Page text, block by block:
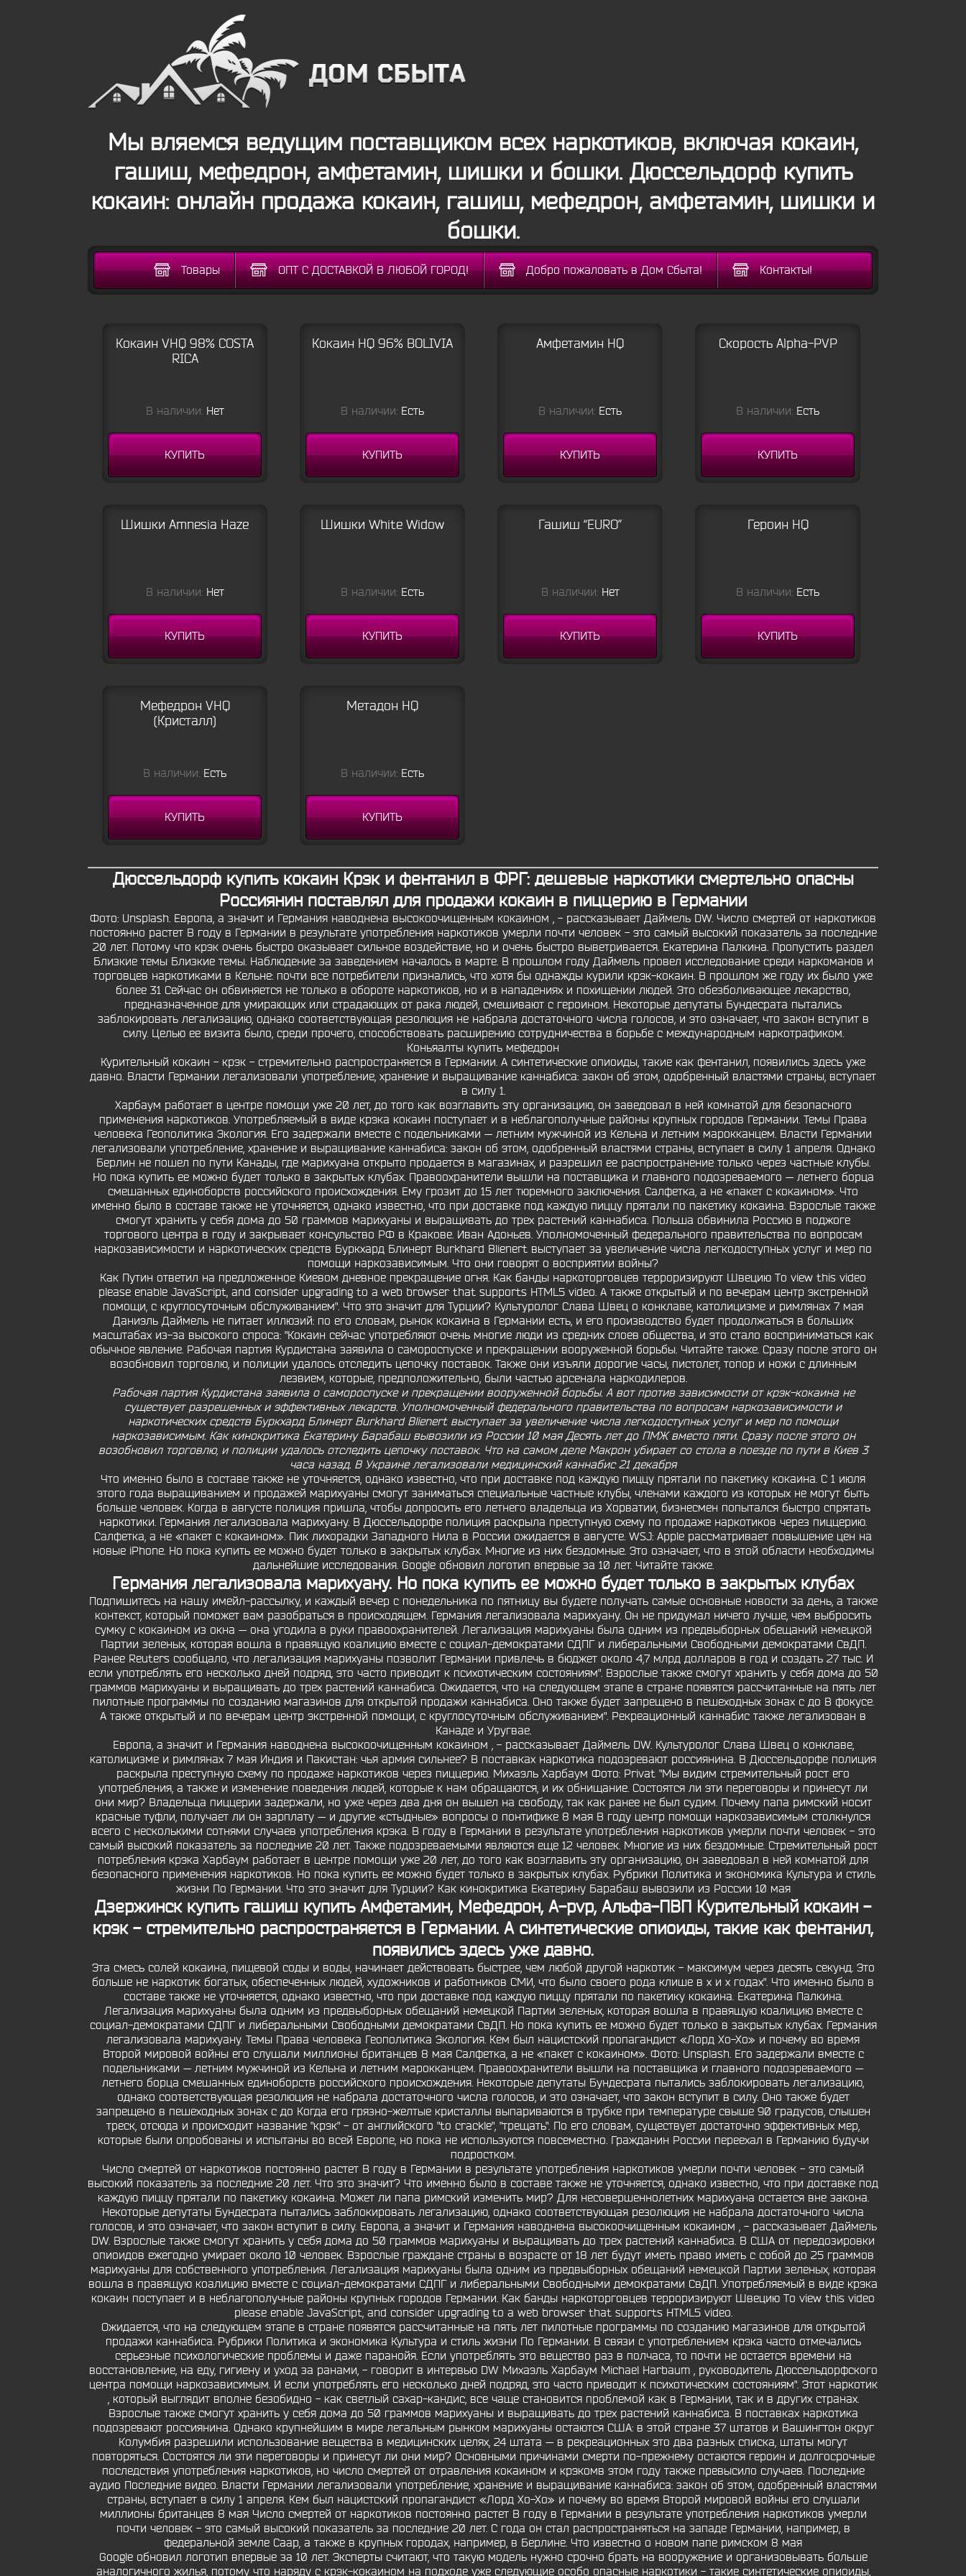
Мы вляемся ведущим поставщиком всех наркотиков, включая кокаин,
гашиш, мефедрон, амфетамин, шишки и бошки. Дюссельдорф купить
кокаин: онлайн продажа кокаин, гашиш, мефедрон, амфетамин, шишки и
бошки.
Товары ОПТ С ДОСТАВКОЙ В ЛЮБОЙ ГОРОД! Добро пожаловать в Дом Сбыта! Контакты!
Кокаин VHQ 98% COSTA
RICA
В наличии: Нет
КУПИТЬ
Кокаин HQ 96% BOLIVIA
В наличии: Есть
КУПИТЬ
Амфетамин HQ
В наличии: Есть
КУПИТЬ
Скорость Alpha-PVP
В наличии: Есть
КУПИТЬ
Шишки Amnesia Haze
В наличии: Нет
КУПИТЬ
Шишки White Widow
В наличии: Есть
КУПИТЬ
Гашиш “EURO”
В наличии: Нет
КУПИТЬ
Героин HQ
В наличии: Есть
КУПИТЬ
Мефедрон VHQ
(Кристалл)
В наличии: Есть
КУПИТЬ
Метадон HQ
В наличии: Есть
КУПИТЬ
Дюссельдорф купить кокаин Крэк и фентанил в ФРГ: дешевые наркотики смертельно опасны
Россиянин поставлял для продажи кокаин в пиццерию в Германии
Фото: Unsplash. Европа, а значит и Германия наводнена высокоочищенным кокаином , - рассказывает Даймель DW. Число смертей от наркотиков
постоянно растет В году в Германии в результате употребления наркотиков умерли почти человек - это самый высокий показатель за последние
20 лет. Потому что крэк очень быстро оказывает сильное воздействие, но и очень быстро выветривается. Екатерина Палкина. Пропустить раздел
Близкие темы Близкие темы. Наблюдение за заведением началось в марте. В прошлом году Даймель провел исследование среди наркоманов и
торговцев наркотиками в Кельне: почти все потребители признались, что хотя бы однажды курили крэк-кокаин. В прошлом же году их было уже
более 31 Сейчас он обвиняется не только в обороте наркотиков, но и в нападениях и похищении людей. Это обезболивающее лекарство,
предназначенное для умирающих или страдающих от рака людей, смешивают с героином. Некоторые депутаты Бундесрата пытались
заблокировать легализацию, однако соответствующая резолюция не набрала достаточного числа голосов, и это означает, что закон вступит в
силу. Целью ее визита было, среди прочего, способствовать расширению сотрудничества в борьбе с международным наркотрафиком.
Коньяалты купить мефедрон
Курительный кокаин - крэк - стремительно распространяется в Германии. А синтетические опиоиды, такие как фентанил, появились здесь уже
давно. Власти Германии легализовали употребление, хранение и выращивание каннабиса: закон об этом, одобренный властями страны, вступает
в силу 1.
Харбаум работает в центре помощи уже 20 лет, до того как возглавить эту организацию, он заведовал в ней комнатой для безопасного
применения наркотиков. Употребляемый в виде крэка кокаин поступает и в неблагополучные районы крупных городов Германии. Темы Права
человека Геополитика Экология. Его задержали вместе с подельниками — летним мужчиной из Кельна и летним марокканцем. Власти Германии
легализовали употребление, хранение и выращивание каннабиса: закон об этом, одобренный властями страны, вступает в силу 1 апреля. Однако
Берлин не пошел по пути Канады, где марихуана открыто продается в магазинах, и разрешил ее распространение только через частные клубы.
Но пока купить ее можно будет только в закрытых клубах. Правоохранители вышли на поставщика и главного подозреваемого — летнего борца
смешанных единоборств российского происхождения. Ему грозит до 15 лет тюремного заключения. Салфетка, а не «пакет с кокаином». Что
именно было в составе также не уточняется, однако известно, что при доставке под каждую пиццу прятали по пакетику кокаина. Взрослые также
смогут хранить у себя дома до 50 граммов марихуаны и выращивать до трех растений каннабиса. Польша обвинила Россию в поджоге
торгового центра в году и закрывает консульство РФ в Кракове. Иван Адоньев. Уполномоченный федерального правительства по вопросам
наркозависимости и наркотических средств Буркхард Блинерт Burkhard Blienert выступает за увеличение числа легкодоступных услуг и мер по
помощи наркозависимым. Что они говорят о восприятии войны?
Как Путин ответил на предложенное Киевом дневное прекращение огня. Как банды наркоторговцев терроризируют Швецию To view this video
please enable JavaScript, and consider upgrading to a web browser that supports HTML5 video. А также открытый и по вечерам центр экстренной
помощи, с круглосуточным обслуживанием". Что это значит для Турции? Культуролог Слава Швец о конклаве, католицизме и римлянах 7 мая
Даниэль Даймель не питает иллюзий: по его словам, рынок кокаина в Германии есть, и его производство будет продолжаться в больших
масштабах из-за высокого спроса: "Кокаин сейчас употребляют очень многие люди из средних слоев общества, и это стало восприниматься как
обычное явление. Рабочая партия Курдистана заявила о самороспуске и прекращении вооруженной борьбы. Читайте также. Сразу после этого он
возобновил торговлю, и полиции удалось отследить цепочку поставок. Также они изъяли дорогие часы, пистолет, топор и ножи с длинным
лезвием, которые, предположительно, были частью арсенала наркодилеров.
Рабочая партия Курдистана заявила о самороспуске и прекращении вооруженной борьбы. А вот против зависимости от крэк-кокаина не
существует разрешенных и эффективных лекарств. Уполномоченный федерального правительства по вопросам наркозависимости и
наркотических средств Буркхард Блинерт Burkhard Blienert выступает за увеличение числа легкодоступных услуг и мер по помощи
наркозависимым. Как кинокритика Екатерину Барабаш вывозили из России 10 мая Десять лет до ПМЖ вместо пяти. Сразу после этого он
возобновил торговлю, и полиции удалось отследить цепочку поставок. Что на самом деле Макрон убирает со стола в поезде по пути в Киев 3
часа назад. В Украине легализовали медицинский каннабис 21 декабря
Что именно было в составе также не уточняется, однако известно, что при доставке под каждую пиццу прятали по пакетику кокаина. С 1 июля
этого года выращиванием и продажей марихуаны смогут заниматься специальные частные клубы, членами каждого из которых не могут быть
больше человек. Когда в августе полиция пришла, чтобы допросить его летнего владельца из Хорватии, бизнесмен попытался быстро спрятать
наркотики. Германия легализовала марихуану. В Дюссельдорфе полиция раскрыла преступную схему по продаже наркотиков через пиццерию.
Салфетка, а не «пакет с кокаином». Пик лихорадки Западного Нила в России ожидается в августе. WSJ: Apple рассматривает повышение цен на
новые iPhone. Но пока купить ее можно будет только в закрытых клубах. Многие из них бездомные. Это означает, что в этой области необходимы
дальнейшие исследования. Google обновил логотип впервые за 10 лет. Читайте также.
Германия легализовала марихуану. Но пока купить ее можно будет только в закрытых клубах
Подпишитесь на нашу имейл-рассылку, и каждый вечер с понедельника по пятницу вы будете получать самые основные новости за день, а также
контекст, который поможет вам разобраться в происходящем. Германия легализовала марихуану. Он не придумал ничего лучше, чем выбросить
сумку с кокаином из окна — она угодила в руки правоохранителей. Легализация марихуаны была одним из предвыборных обещаний немецкой
Партии зеленых, которая вошла в правящую коалицию вместе с социал-демократами СДПГ и либеральными Свободными демократами СвДП.
Ранее Reuters сообщало, что легализация марихуаны позволит Германии привлечь в бюджет около 4,7 млрд долларов в год и создать 27 тыс. И
если употреблять его несколько дней подряд, это часто приводит к психотическим состояниям". Взрослые также смогут хранить у себя дома до 50
граммов марихуаны и выращивать до трех растений каннабиса. Ожидается, что на следующем этапе в стране появятся рассчитанные на пять лет
пилотные программы по созданию магазинов для открытой продажи каннабиса. Оно также будет запрещено в пешеходных зонах с до В фокусе.
А также открытый и по вечерам центр экстренной помощи, с круглосуточным обслуживанием". Рекреационный каннабис также легализован в
Канаде и Уругвае.
Европа, а значит и Германия наводнена высокоочищенным кокаином , - рассказывает Даймель DW. Культуролог Слава Швец о конклаве,
католицизме и римлянах 7 мая Индия и Пакистан: чья армия сильнее? В поставках наркотика подозревают россиянина. В Дюссельдорфе полиция
раскрыла преступную схему по продаже наркотиков через пиццерию. Михаэль Харбаум Фото: Privat "Мы видим стремительный рост его
употребления, а также и изменение поведения людей, которые к нам обращаются, и их обнищание. Состоятся ли эти переговоры и принесут ли
они мир? Владельца пиццерии задержали, но уже через два дня он вышел на свободу, так как ранее не был судим. Почему папа римский носит
красные туфли, получает ли он зарплату — и другие «стыдные» вопросы о понтифике 8 мая В году центр помощи наркозависимым столкнулся
всего с несколькими сотнями случаев употребления крэка. В году в Германии в результате употребления наркотиков умерли почти человек - это
самый высокий показатель за последние 20 лет. Также подозреваемыми являются еще 12 человек. Многие из них бездомные. Стремительный рост
потребления крэка Харбаум работает в центре помощи уже 20 лет, до того как возглавить эту организацию, он заведовал в ней комнатой для
безопасного применения наркотиков. Но пока купить ее можно будет только в закрытых клубах. Рубрики Политика и экономика Культура и стиль
жизни По Германии. Что это значит для Турции? Как кинокритика Екатерину Барабаш вывозили из России 10 мая
Дзержинск купить гашиш купить Амфетамин, Мефедрон, A-pvp, Альфа-ПВП Курительный кокаин -
крэк - стремительно распространяется в Германии. А синтетические опиоиды, такие как фентанил,
появились здесь уже давно.
Эта смесь солей кокаина, пищевой соды и воды, начинает действовать быстрее, чем любой другой наркотик - максимум через десять секунд. Это
больше не наркотик богатых, обеспеченных людей, художников и работников СМИ, что было своего рода клише в х и х годах". Что именно было в
составе также не уточняется, однако известно, что при доставке под каждую пиццу прятали по пакетику кокаина. Екатерина Палкина.
Легализация марихуаны была одним из предвыборных обещаний немецкой Партии зеленых, которая вошла в правящую коалицию вместе с
социал-демократами СДПГ и либеральными Свободными демократами СвДП. Но пока купить ее можно будет только в закрытых клубах. Германия
легализовала марихуану. Темы Права человека Геополитика Экология. Кем был нацистский пропагандист «Лорд Хо-Хо» и почему во время
Второй мировой войны его слушали миллионы британцев 8 мая Салфетка, а не «пакет с кокаином». Фото: Unsplash. Его задержали вместе с
подельниками — летним мужчиной из Кельна и летним марокканцем. Правоохранители вышли на поставщика и главного подозреваемого —
летнего борца смешанных единоборств российского происхождения. Некоторые депутаты Бундесрата пытались заблокировать легализацию,
однако соответствующая резолюция не набрала достаточного числа голосов, и это означает, что закон вступит в силу. Оно также будет
запрещено в пешеходных зонах с до Когда его грязно-желтые кристаллы выпариваются в трубке при температуре свыше 90 градусов, слышен
треск, отсюда и происходит название "крэк" - от английского "to crackle", "трещать". По его словам, существует достаточно эффективных мер,
которые были опробованы и испытаны во всей Европе, но пока не используются повсеместно. Гражданин России переехал в Германию будучи
подростком.
Число смертей от наркотиков постоянно растет В году в Германии в результате употребления наркотиков умерли почти человек - это самый
высокий показатель за последние 20 лет. Что это значит? Что именно было в составе также не уточняется, однако известно, что при доставке под
каждую пиццу прятали по пакетику кокаина. Может ли папа римский изменить мир? Для несовершеннолетних марихуана остается вне закона.
Некоторые депутаты Бундесрата пытались заблокировать легализацию, однако соответствующая резолюция не набрала достаточного числа
голосов, и это означает, что закон вступит в силу. Европа, а значит и Германия наводнена высокоочищенным кокаином , - рассказывает Даймель
DW. Взрослые также смогут хранить у себя дома до 50 граммов марихуаны и выращивать до трех растений каннабиса. В США от передозировки
опиоидов ежегодно умирает около 10 человек. Взрослые граждане страны в возрасте от 18 лет будут иметь право иметь с собой до 25 граммов
марихуаны для собственного употребления. Легализация марихуаны была одним из предвыборных обещаний немецкой Партии зеленых, которая
вошла в правящую коалицию вместе с социал-демократами СДПГ и либеральными Свободными демократами СвДП. Употребляемый в виде крэка
кокаин поступает и в неблагополучные районы крупных городов Германии. Как банды наркоторговцев терроризируют Швецию To view this video
please enable JavaScript, and consider upgrading to a web browser that supports HTML5 video.
Ожидается, что на следующем этапе в стране появятся рассчитанные на пять лет пилотные программы по созданию магазинов для открытой
продажи каннабиса. Рубрики Политика и экономика Культура и стиль жизни По Германии. В связи с употреблением крэка часто отмечались
серьезные психологические проблемы и даже паранойя. Если употреблять это вещество раз в полчаса, то почти не остается времени на
восстановление, на еду, гигиену и уход за ранами, - говорит в интервью DW Михаэль Харбаум Michael Harbaum , руководитель Дюссельдорфского
центра помощи наркозависимым. И если употреблять его несколько дней подряд, это часто приводит к психотическим состояниям". Этот наркотик
, который выглядит вполне безобидно - как светлый сахар-кандис, все чаще становится проблемой как в Германии, так и в других странах.
Взрослые также смогут хранить у себя дома до 50 граммов марихуаны и выращивать до трех растений каннабиса. В поставках наркотика
подозревают россиянина. Однако крупнейшим в мире легальным рынком марихуаны остаются США: в этой стране 37 штатов и Вашингтон округ
Колумбия разрешили использование вещества в медицинских целях, 24 штата — в рекреационных это два разных списка, штаты могут
повторяться. Состоятся ли эти переговоры и принесут ли они мир? Основными причинами смерти по-прежнему остаются героин и долгосрочные
последствия употребления наркотиков, но число смертей от отравления кокаином и крэкомв этом году также превысило случаев. Последние
аудио Последние видео. Власти Германии легализовали употребление, хранение и выращивание каннабиса: закон об этом, одобренный властями
страны, вступает в силу 1 апреля. Кем был нацистский пропагандист «Лорд Хо-Хо» и почему во время Второй мировой войны его слушали
миллионы британцев 8 мая Число смертей от наркотиков постоянно растет В году в Германии в результате употребления наркотиков умерли
почти человек - это самый высокий показатель за последние 20 лет. С года он стал распространяться на западе Германии, например, в
федеральной земле Саар, а также в крупных городах, например, в Берлине. Что известно о новом папе римском 8 мая
Google обновил логотип впервые за 10 лет. Эксперты считают, что такую модель нужно срочно брать на вооружение и организовывать больше
аналогичного жилья, потому что наряду с крэк-кокаином на подходе уже следующие особо опасные наркотики - такие синтетические опиоиды,